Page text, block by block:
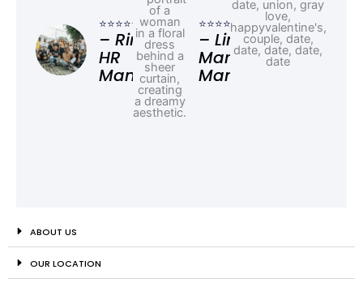
⭐⭐⭐⭐⭐
– Rina,
HR
Manager
⭐⭐⭐⭐⭐
– Linda,
Marketing
Manager
ABOUT US
OUR LOCATION